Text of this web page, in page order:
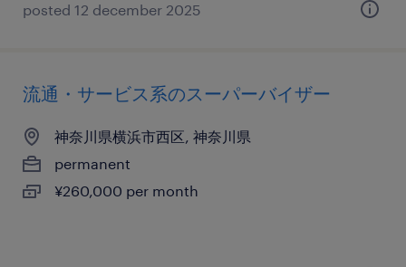
posted 12 december 2025
流通・サービス系のスーパーバイザー
神奈川県横浜市西区, 神奈川県
permanent
¥260,000 per month